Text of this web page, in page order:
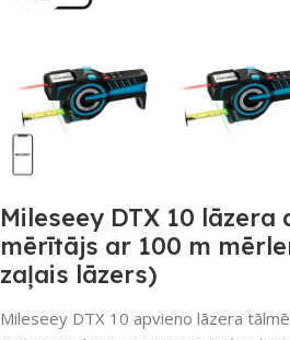
Mileseey DTX 10
mērītājs ar 100 m
zaļais lāzers)
Mileseey DTX 10 apvieno lāzera